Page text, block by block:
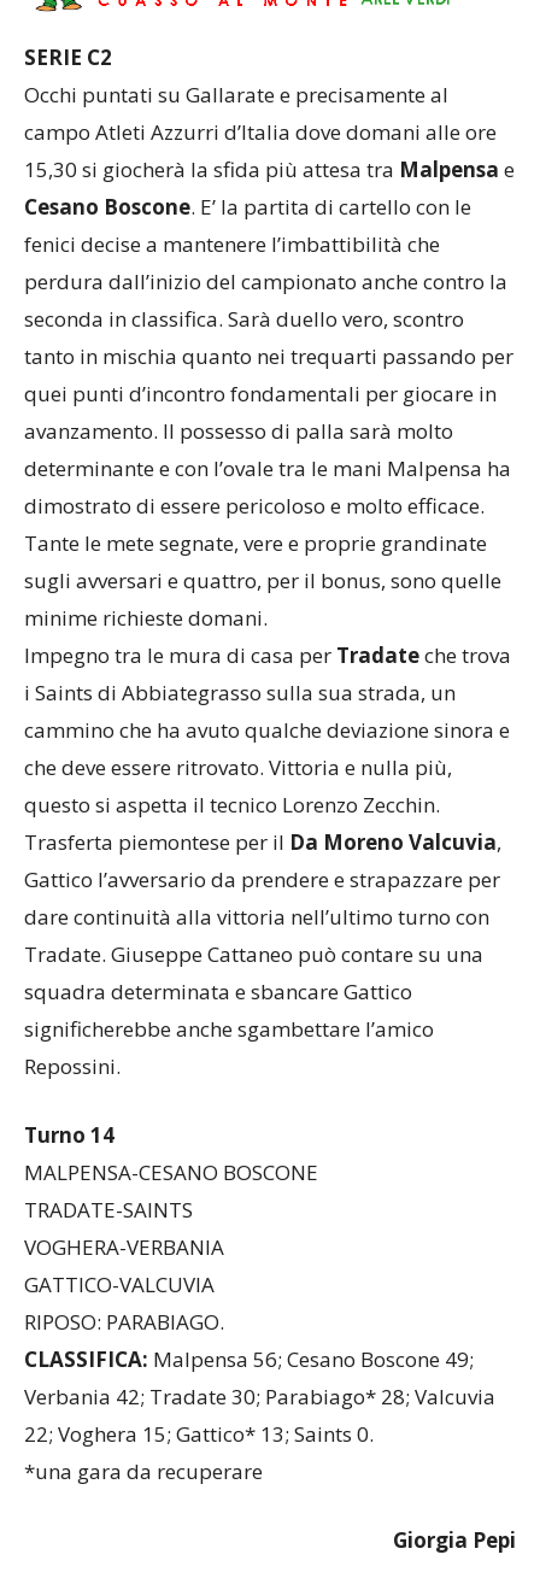
SERIE C2
Occhi puntati su Gallarate e precisamente al
campo Atleti Azzurri d’Italia dove domani alle ore
15,30 si giocherà la sfida più attesa tra Malpensa e
Cesano Boscone. E’ la partita di cartello con le
fenici decise a mantenere l’imbattibilità che
perdura dall’inizio del campionato anche contro la
seconda in classifica. Sarà duello vero, scontro
tanto in mischia quanto nei trequarti passando per
quei punti d’incontro fondamentali per giocare in
avanzamento. Il possesso di palla sarà molto
determinante e con l’ovale tra le mani Malpensa ha
dimostrato di essere pericoloso e molto efficace.
Tante le mete segnate, vere e proprie grandinate
sugli avversari e quattro, per il bonus, sono quelle
minime richieste domani.
Impegno tra le mura di casa per Tradateche trova
i Saints di Abbiategrasso sulla sua strada, un
cammino che ha avuto qualche deviazione sinora e
che deve essere ritrovato. Vittoria e nulla più,
questo si aspetta il tecnico Lorenzo Zecchin.
Trasferta piemontese per il Da Moreno Valcuvia,
Gattico l’avversario da prendere e strapazzare per
dare continuità alla vittoria nell’ultimo turno con
Tradate. Giuseppe Cattaneo può contare su una
squadra determinata e sbancare Gattico
significherebbe anche sgambettare l’amico
Repossini.
Turno 14
MALPENSA-CESANO BOSCONE
TRADATE-SAINTS
VOGHERA-VERBANIA
GATTICO-VALCUVIA
RIPOSO: PARABIAGO.
CLASSIFICA: Malpensa 56; Cesano Boscone 49;
Verbania 42; Tradate 30; Parabiago* 28; Valcuvia
22; Voghera 15; Gattico* 13; Saints 0.
*una gara da recuperare
Giorgia Pepi